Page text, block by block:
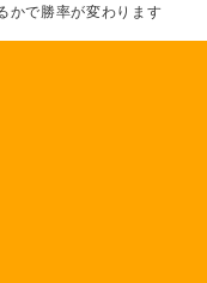
かで勝率が変わります